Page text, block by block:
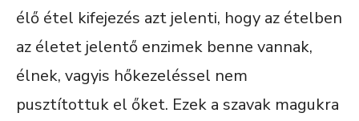
élő étel kifejezés azt jelenti, hogy az ételben
az életet jelentő enzimek benne vannak,
élnek, vagyis hőkezeléssel nem
pusztítottuk el őket. Ezek a szavak magukra